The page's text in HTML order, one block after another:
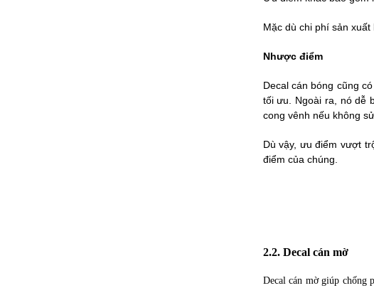
Mặc dù chi phí sản
Nhược điểm
Decal cán bóng cũng
tối ưu. Ngoài ra, nó dễ
cong vênh nếu không
Dù vậy, ưu điểm vượt
điểm của chúng.
2.2. Decal cán mờ
Decal cán mờ giúp chống